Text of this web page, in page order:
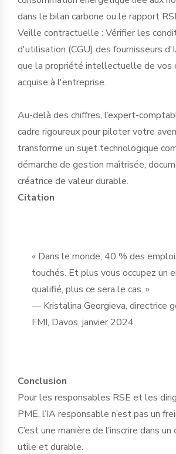
dans le bilan carbone ou le rapport
Veille contractuelle : Vérifier les
d'utilisation (CGU) des fournisseurs
que la propriété intellectuelle de vos
acquise à l'entreprise.
Au-delà des chiffres, l’expert-
cadre rigoureux pour piloter votre
transforme un sujet technologique
démarche de gestion maîtrisée,
créatrice de valeur durable.
Citation
« Dans le monde, 40 % des
touchés. Et plus vous occupez un
qualifié, plus ce sera le cas. »
— Kristalina Georgieva, directrice
FMI, Davos, janvier 2024
Conclusion
Pour les responsables RSE et les
PME, l’IA responsable n’est pas un
C’est une manière de l’inscrire dans
utile et durable.